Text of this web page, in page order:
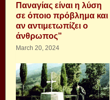
Παναγίας είναι η λύση
σε όποιο πρόβλημα και
αν αντιμετωπίζει ο
άνθρωπος”
March 20, 2024